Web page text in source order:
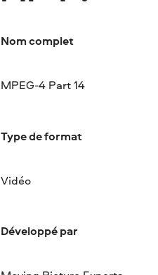
Nom complet
MPEG-4 Part 14
Type de format
Vidéo
Développé par